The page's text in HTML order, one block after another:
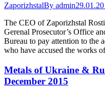
ZaporizhstalBy admin
The CEO of Zaporizhstal
Gerenal Prosecutor’s Office
Bureau to pay attention to the
who have accused the works
Metals of Ukraine &
December 2015